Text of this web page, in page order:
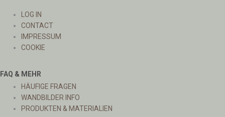
LOG IN
CONTACT
IMPRESSUM
COOKIE
FAQ & MEHR
HÄUFIGE FRAGEN
WANDBILDER INFO
PRODUKTEN & MATERIALIEN